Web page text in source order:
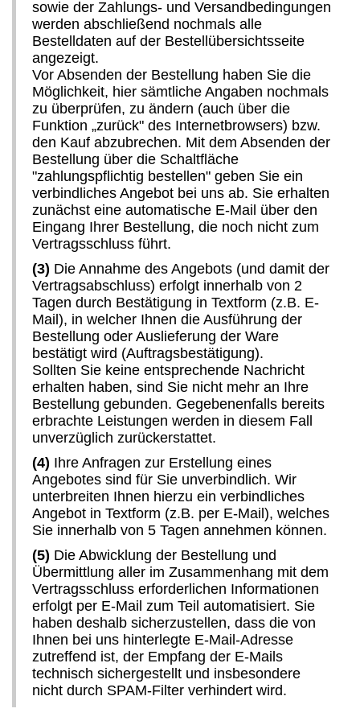
sowie der Zahlungs- und Versandbedingungen
werden abschließend nochmals alle
Bestelldaten auf der Bestellübersichtsseite
angezeigt.
Vor Absenden der Bestellung haben Sie die
Möglichkeit, hier sämtliche Angaben nochmals
zu überprüfen, zu ändern (auch über die
Funktion „zurück" des Internetbrowsers) bzw.
den Kauf abzubrechen. Mit dem Absenden der
Bestellung über die Schaltfläche
"zahlungspflichtig bestellen" geben Sie ein
verbindliches Angebot bei uns ab. Sie erhalten
zunächst eine automatische E-Mail über den
Eingang Ihrer Bestellung, die noch nicht zum
Vertragsschluss führt.
(3) Die Annahme des Angebots (und damit der
Vertragsabschluss) erfolgt innerhalb von 2
Tagen durch Bestätigung in Textform (z.B. E-
Mail), in welcher Ihnen die Ausführung der
Bestellung oder Auslieferung der Ware
bestätigt wird (Auftragsbestätigung).
Sollten Sie keine entsprechende Nachricht
erhalten haben, sind Sie nicht mehr an Ihre
Bestellung gebunden. Gegebenenfalls bereits
erbrachte Leistungen werden in diesem Fall
unverzüglich zurückerstattet.
(4) Ihre Anfragen zur Erstellung eines
Angebotes sind für Sie unverbindlich. Wir
unterbreiten Ihnen hierzu ein verbindliches
Angebot in Textform (z.B. per E-Mail), welches
Sie innerhalb von 5 Tagen annehmen können.
(5) Die Abwicklung der Bestellung und
Übermittlung aller im Zusammenhang mit dem
Vertragsschluss erforderlichen Informationen
erfolgt per E-Mail zum Teil automatisiert. Sie
haben deshalb sicherzustellen, dass die von
Ihnen bei uns hinterlegte E-Mail-Adresse
zutreffend ist, der Empfang der E-Mails
technisch sichergestellt und insbesondere
nicht durch SPAM-Filter verhindert wird.